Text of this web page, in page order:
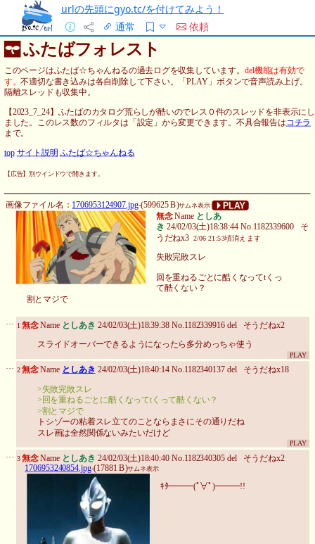
urlの先頭にgyo.tc/を付けてみよう！
通常
依頼